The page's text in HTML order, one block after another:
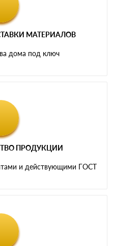
МАТЕРИАЛОВ
дома под ключ
ПРОДУКЦИИ
и действующими ГОСТ